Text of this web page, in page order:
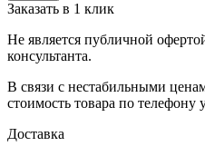
Заказать в 1 клик
Не является публичной
консультанта.
В связи с нестабильными
стоимость товара по телефону
Доставка